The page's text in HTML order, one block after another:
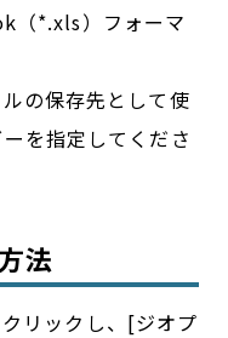
（*.xls）フォーマ
の保存先として使
を指定してくださ
法
リックし、[ジオプ